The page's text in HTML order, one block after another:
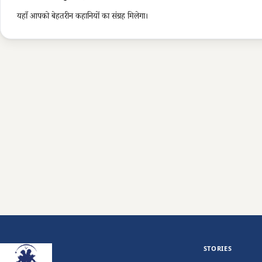
यहाँ आपको बेहतरीन कहानियों का संग्रह मिलेगा।
STORIES